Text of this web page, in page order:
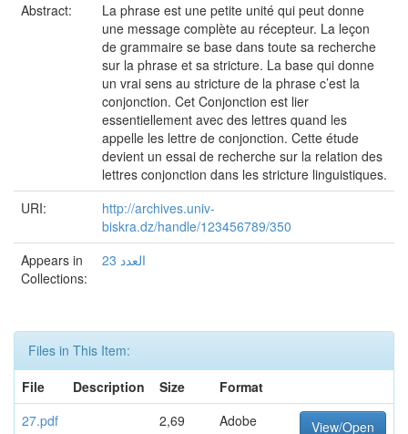
Abstract:
La phrase est une petite unité qui peut donne
une message complète au récepteur. La leçon
de grammaire se base dans toute sa recherche
sur la phrase et sa stricture. La base qui donne
un vrai sens au stricture de la phrase c’est la
conjonction. Cet Conjonction est lier
essentiellement avec des lettres quand les
appelle les lettre de conjonction. Cette étude
devient un essai de recherche sur la relation des
lettres conjonction dans les stricture linguistiques.
URI:
http://archives.univ-
biskra.dz/handle/123456789/350
Appears in
Collections:
العدد 23
Files in This Item:
File
Description Size
Format
27.pdf
2,69
Adobe
View/Open